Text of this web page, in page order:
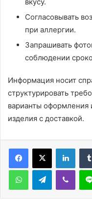
Согласовывать
при аллергии.
Запрашивать
соблюдении
Информация носит
структурировать
варианты оформления
изделия с доставкой.
WhatsAppTelegramViber